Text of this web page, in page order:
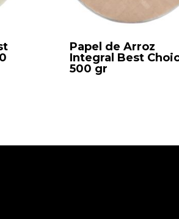
Papel de Arroz
Integral Best
500 gr